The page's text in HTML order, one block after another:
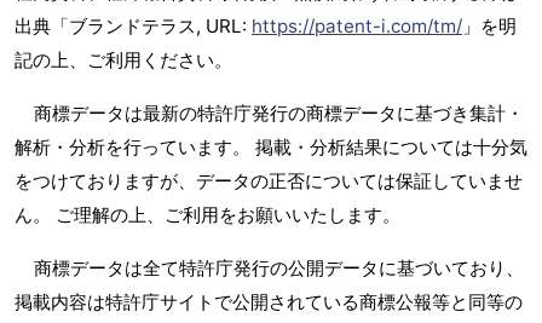
出典「ブランドテラス, URL: https://patent-i.com/tm/ 」を明
記の上、ご利用ください。
商標データは最新の特許庁発行の商標データに基づき集計・
解析・分析を行っています。 掲載・分析結果については十分気
をつけておりますが、データの正否については保証していませ
ん。 ご理解の上、ご利用をお願いいたします。
商標データは全て特許庁発行の公開データに基づいており、
掲載内容は特許庁サイトで公開されている商標公報等と同等の